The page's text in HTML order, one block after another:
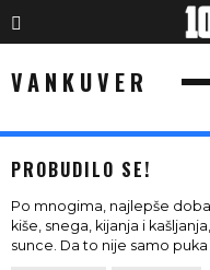
VANKUVER
PROBUDILO SE!
Po mnogima, najlepše
kiše, snega, kijanja i
sunce. Da to nije samo